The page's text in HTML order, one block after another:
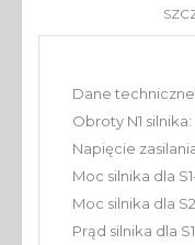
Dane
Obroty N1 silnika:
Napięcie
Moc silnika dla
Moc silnika dla
Prąd silnika dla